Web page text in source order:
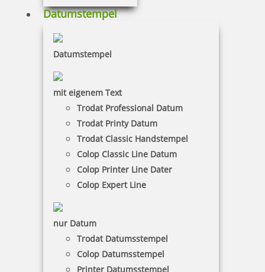
Datumstempel
Datumstempel
mit eigenem Text
Trodat Professional Datum
Trodat Printy Datum
Trodat Classic Handstempel
Colop Classic Line Datum
Colop Printer Line Dater
Colop Expert Line
nur Datum
Trodat Datumsstempel
Colop Datumsstempel
Printer Datumsstempel
4,15 €
Colop WOODIES Stempelkissen Grüntöne